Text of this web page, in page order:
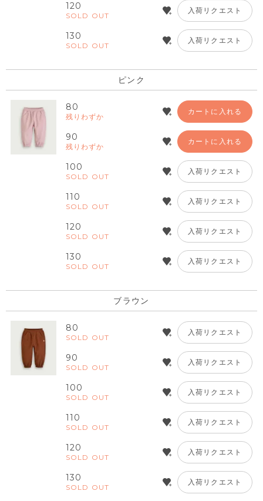
120
SOLD OUT
入荷リクエスト
130
SOLD OUT
入荷リクエスト
ピンク
80
残りわずか
カートに入れる
90
残りわずか
カートに入れる
100
SOLD OUT
入荷リクエスト
110
SOLD OUT
入荷リクエスト
120
SOLD OUT
入荷リクエスト
130
SOLD OUT
入荷リクエスト
ブラウン
80
SOLD OUT
入荷リクエスト
90
SOLD OUT
入荷リクエスト
100
SOLD OUT
入荷リクエスト
110
SOLD OUT
入荷リクエスト
120
SOLD OUT
入荷リクエスト
130
SOLD OUT
入荷リクエスト